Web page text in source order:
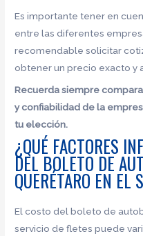
Es importante tener en
entre las diferentes
recomendable solicitar
obtener un precio exacto y
Recuerda siempre
y confiabilidad de la
tu elección.
¿QUÉ FACTORES
DEL BOLETO DE
QUERÉTARO EN EL
El costo del boleto de
servicio de fletes puede